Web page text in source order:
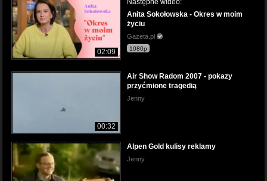
02:09
Anita Sokołowska - Okres w moim
życiu
Gazeta.pl
1080p
00:32
Air Show Radom 2007 - pokazy
przyćmione tragedią
Jenny
Alpen Gold kulisy reklamy
Jenny